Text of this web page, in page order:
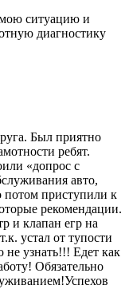
ситуацию и
диагностику
Был приятно
ребят.
«допрос с
авто,
потом приступили к
рекомендации.
и клапан егр на
устал от тупости
узнать!!! Едет как
Обязательно